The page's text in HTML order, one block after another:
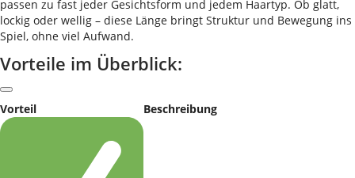
passen zu fast jeder Gesichtsform und jedem Haartyp. Ob glatt,
lockig oder wellig – diese Länge bringt Struktur und Bewegung ins
Spiel, ohne viel Aufwand.
Vorteile im Überblick:
Vorteil Beschreibung